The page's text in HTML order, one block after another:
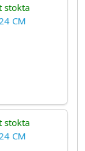
stokta
CM
stokta
CM